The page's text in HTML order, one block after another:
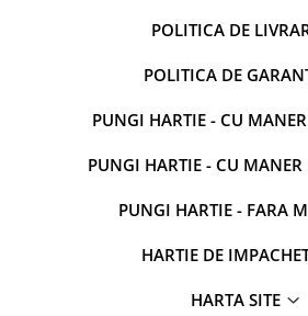
POLITICA DE
POLITICA DE
PUNGI HARTIE - CU
PUNGI HARTIE - CU MANER
PUNGI HARTIE - FARA
HARTIE DE
HARTA SITE